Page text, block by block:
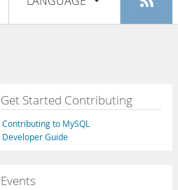
Register
Français
Italiano
Русский
Get Started Contributing
Contributing to MySQL
Developer Guide
Events